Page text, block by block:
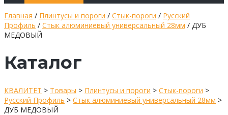
Главная / Плинтусы и пороги / Стык-пороги / Русский
Профиль / Стык алюминиевый универсальный 28мм / ДУБ
МЕДОВЫЙ
Каталог
КВАЛИТЕТ > Товары > Плинтусы и пороги > Стык-пороги >
Русский Профиль > Стык алюминиевый универсальный 28мм >
ДУБ МЕДОВЫЙ